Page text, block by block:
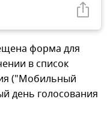
форма для
в список
("Мобильный
день голосования